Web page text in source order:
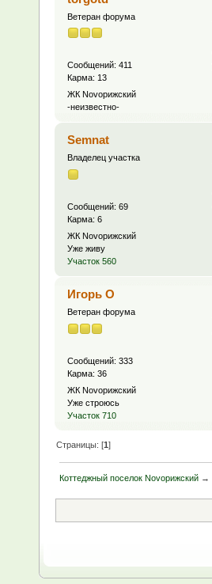
Ветеран форума
Сообщений: 411
Карма: 13
ЖК Novoрижский
-неизвестно-
Semnat
Владелец участка
Сообщений: 69
Карма: 6
ЖК Novoрижский
Уже живу
Участок 560
Игорь О
Ветеран форума
Сообщений: 333
Карма: 36
ЖК Novoрижский
Уже строюсь
Участок 710
Страницы: [1]
Коттеджный поселок Novoрижский →